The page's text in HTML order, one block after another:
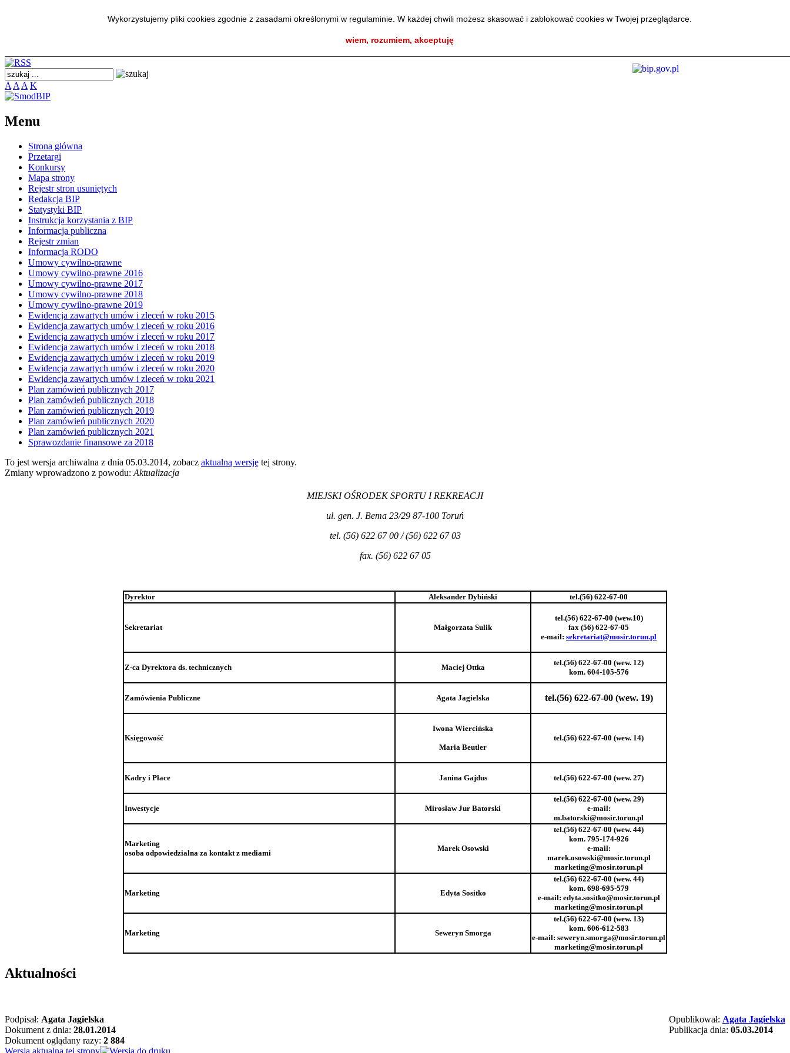
Wykorzystujemy pliki cookies zgodnie z zasadami określonymi w regulaminie. W każdej chwili możesz skasować i zablokować cookies w Twojej przeglądarce.
wiem, rozumiem, akceptuję
A A A K
Menu
Strona główna
Przetargi
Konkursy
Mapa strony
Rejestr stron usuniętych
Redakcja BIP
Statystyki BIP
Instrukcja korzystania z BIP
Informacja publiczna
Rejestr zmian
Informacja RODO
Umowy cywilno-prawne
Umowy cywilno-prawne 2016
Umowy cywilno-prawne 2017
Umowy cywilno-prawne 2018
Umowy cywilno-prawne 2019
Ewidencja zawartych umów i zleceń w roku 2015
Ewidencja zawartych umów i zleceń w roku 2016
Ewidencja zawartych umów i zleceń w roku 2017
Ewidencja zawartych umów i zleceń w roku 2018
Ewidencja zawartych umów i zleceń w roku 2019
Ewidencja zawartych umów i zleceń w roku 2020
Ewidencja zawartych umów i zleceń w roku 2021
Plan zamówień publicznych 2017
Plan zamówień publicznych 2018
Plan zamówień publicznych 2019
Plan zamówień publicznych 2020
Plan zamówień publicznych 2021
Sprawozdanie finansowe za 2018
To jest wersja archiwalna z dnia 05.03.2014, zobacz aktualną wersję tej strony.
Zmiany wprowadzono z powodu: Aktualizacja
MIEJSKI OŚRODEK SPORTU I REKREACJI
ul. gen. J. Bema 23/29 87-100 Toruń
tel. (56) 622 67 00 / (56) 622 67 03
fax. (56) 622 67 05
Dyrektor Aleksander Dybiński tel.(56) 622-67-00
Sekretariat Małgorzata Sulik
tel.(56) 622-67-00 (wew.10)
fax (56) 622-67-05
e-mail: sekretariat@mosir.torun.pl
Z-ca Dyrektora ds. technicznych Maciej Ottka
tel.(56) 622-67-00 (wew. 12)
kom. 604-105-576
Zamówienia Publiczne Agata Jagielska tel.(56) 622-67-00 (wew. 19)
Księgowość
Iwona Wiercińska
Maria Beutler
tel.(56) 622-67-00 (wew. 14)
Kadry i Płace Janina Gajdus tel.(56) 622-67-00 (wew. 27)
Inwestycje Mirosław Jur Batorski
tel.(56) 622-67-00 (wew. 29)
e-mail:
m.batorski@mosir.torun.pl
Marketing
osoba odpowiedzialna za kontakt z mediami
Marek Osowski
tel.(56) 622-67-00 (wew. 44)
kom. 795-174-926
e-mail:
marek.osowski@mosir.torun.pl
marketing@mosir.torun.pl
Marketing Edyta Sositko
tel.(56) 622-67-00 (wew. 44)
kom. 698-695-579
e-mail: edyta.sositko@mosir.torun.pl
marketing@mosir.torun.pl
Marketing Seweryn Smorga
tel.(56) 622-67-00 (wew. 13)
kom. 606-612-583
e-mail: seweryn.smorga@mosir.torun.pl
marketing@mosir.torun.pl
Aktualności
Opublikował: Agata Jagielska
Publikacja dnia: 05.03.2014
Podpisał: Agata Jagielska
Dokument z dnia: 28.01.2014
Dokument oglądany razy: 2 884
Wersja aktualna tej strony